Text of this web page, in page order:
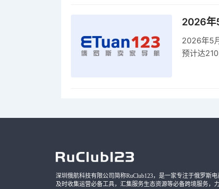
2026年
2026年5
预计达
深圳俄航科技有限公司简称RuClub123，是一家专注于俄罗斯
及时收集运营必备工具，汇集服务生态资源等必备跨境服务，